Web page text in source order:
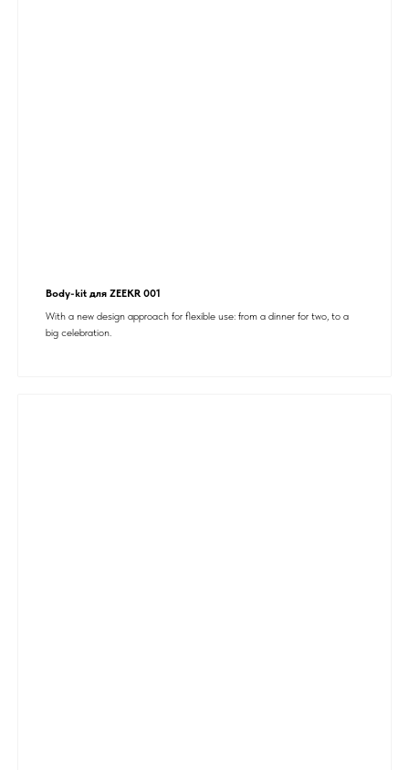
Body-kit для ZEEKR 001
With a new design approach for flexible use: from a dinner for two, to a
big celebration.